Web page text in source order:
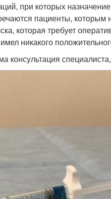
при которых
пациенты, которым
которая требует
никакого